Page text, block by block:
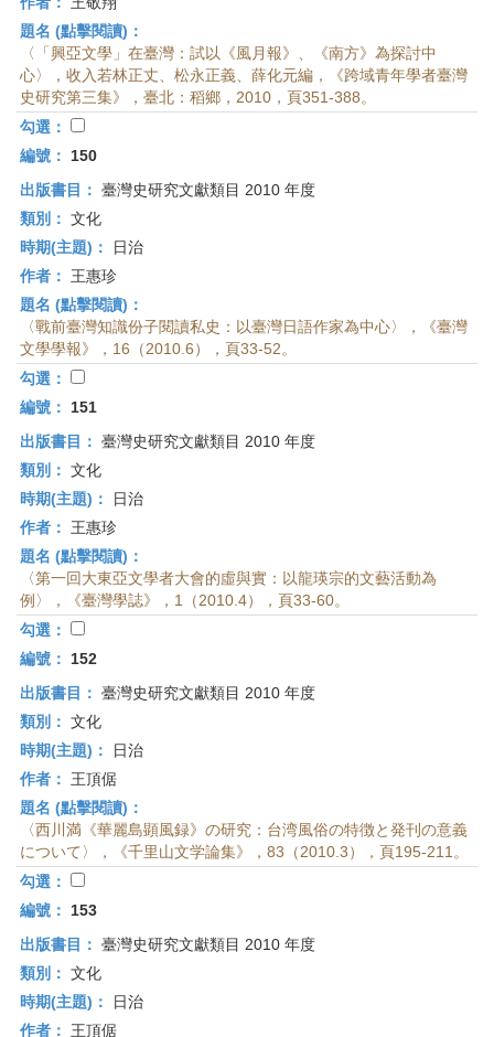
題名 (點擊閱讀)：
〈「興亞文學」在臺灣：試以《風月報》、《南方》為探討中
心〉，收入若林正丈、松永正義、薛化元編，《跨域青年學者臺灣
史研究第三集》，臺北：稻鄉，2010，頁351-388。
勾選：
編號：
150
出版書目： 臺灣史研究文獻類目 2010 年度
類別： 文化
時期(主題)：
日治
作者：
王惠珍
題名 (點擊閱讀)：
〈戰前臺灣知識份子閱讀私史：以臺灣日語作家為中心〉，《臺灣
文學學報》，16（2010.6），頁33-52。
勾選：
編號：
151
出版書目： 臺灣史研究文獻類目 2010 年度
類別： 文化
時期(主題)：
日治
作者：
王惠珍
題名 (點擊閱讀)：
〈第一回大東亞文學者大會的虛與實：以龍瑛宗的文藝活動為
例〉，《臺灣學誌》，1（2010.4），頁33-60。
勾選：
編號：
152
出版書目： 臺灣史研究文獻類目 2010 年度
類別： 文化
時期(主題)：
日治
作者：
王頂倨
題名 (點擊閱讀)：
〈西川満《華麗島顕風録》の研究：台湾風俗の特徴と発刊の意義
について〉，《千里山文学論集》，83（2010.3），頁195-211。
勾選：
編號：
153
出版書目： 臺灣史研究文獻類目 2010 年度
類別： 文化
時期(主題)：
日治
作者：
王頂倨